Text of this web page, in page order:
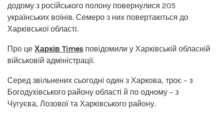
додому з російського полону повернулися 205
українських воїнів. Семеро з них повертаються до
Харківської області.
Про це Харків Times повідомили у Харківській обласній
військовій адміністрації.
Серед звільнених сьогодні один з Харкова, троє – з
Богодухівського району області й по одному – з
Чугуєва, Лозової та Харківського району.